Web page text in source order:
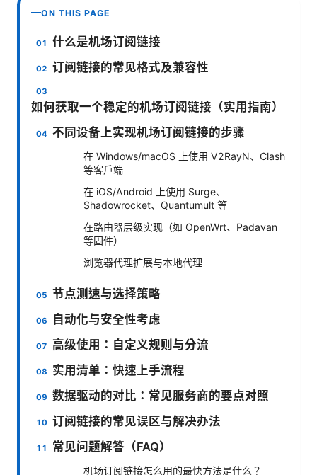
ON THIS PAGE
什么是机场订阅链接
订阅链接的常见格式及兼容性
如何获取一个稳定的机场订阅链接（实用指南）
不同设备上实现机场订阅链接的步骤
在 Windows/macOS 上使用 V2RayN、Clash
等客户端
在 iOS/Android 上使用 Surge、
Shadowrocket、Quantumult 等
在路由器层级实现（如 OpenWrt、Padavan
等固件）
浏览器代理扩展与本地代理
节点测速与选择策略
自动化与安全性考虑
高级使用：自定义规则与分流
实用清单：快速上手流程
数据驱动的对比：常见服务商的要点对照
订阅链接的常见误区与解决办法
常见问题解答（FAQ）
机场订阅链接怎么用的最快方法是什么？